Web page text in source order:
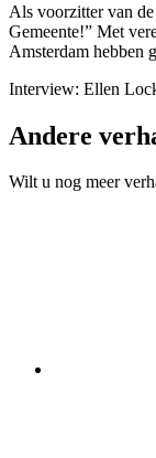
Als voorzitter van de
Gemeente!” Met
Amsterdam hebben
Interview: Ellen
Andere
Wilt u nog meer